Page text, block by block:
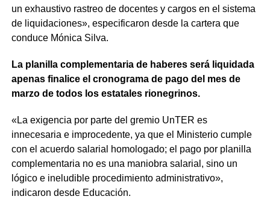
un exhaustivo rastreo de docentes y cargos en el sistema
de liquidaciones», especificaron desde la cartera que
conduce Mónica Silva.
La planilla complementaria de haberes será liquidada
apenas finalice el cronograma de pago del mes de
marzo de todos los estatales rionegrinos.
«La exigencia por parte del gremio UnTER es
innecesaria e improcedente, ya que el Ministerio cumple
con el acuerdo salarial homologado; el pago por planilla
complementaria no es una maniobra salarial, sino un
lógico e ineludible procedimiento administrativo»,
indicaron desde Educación.